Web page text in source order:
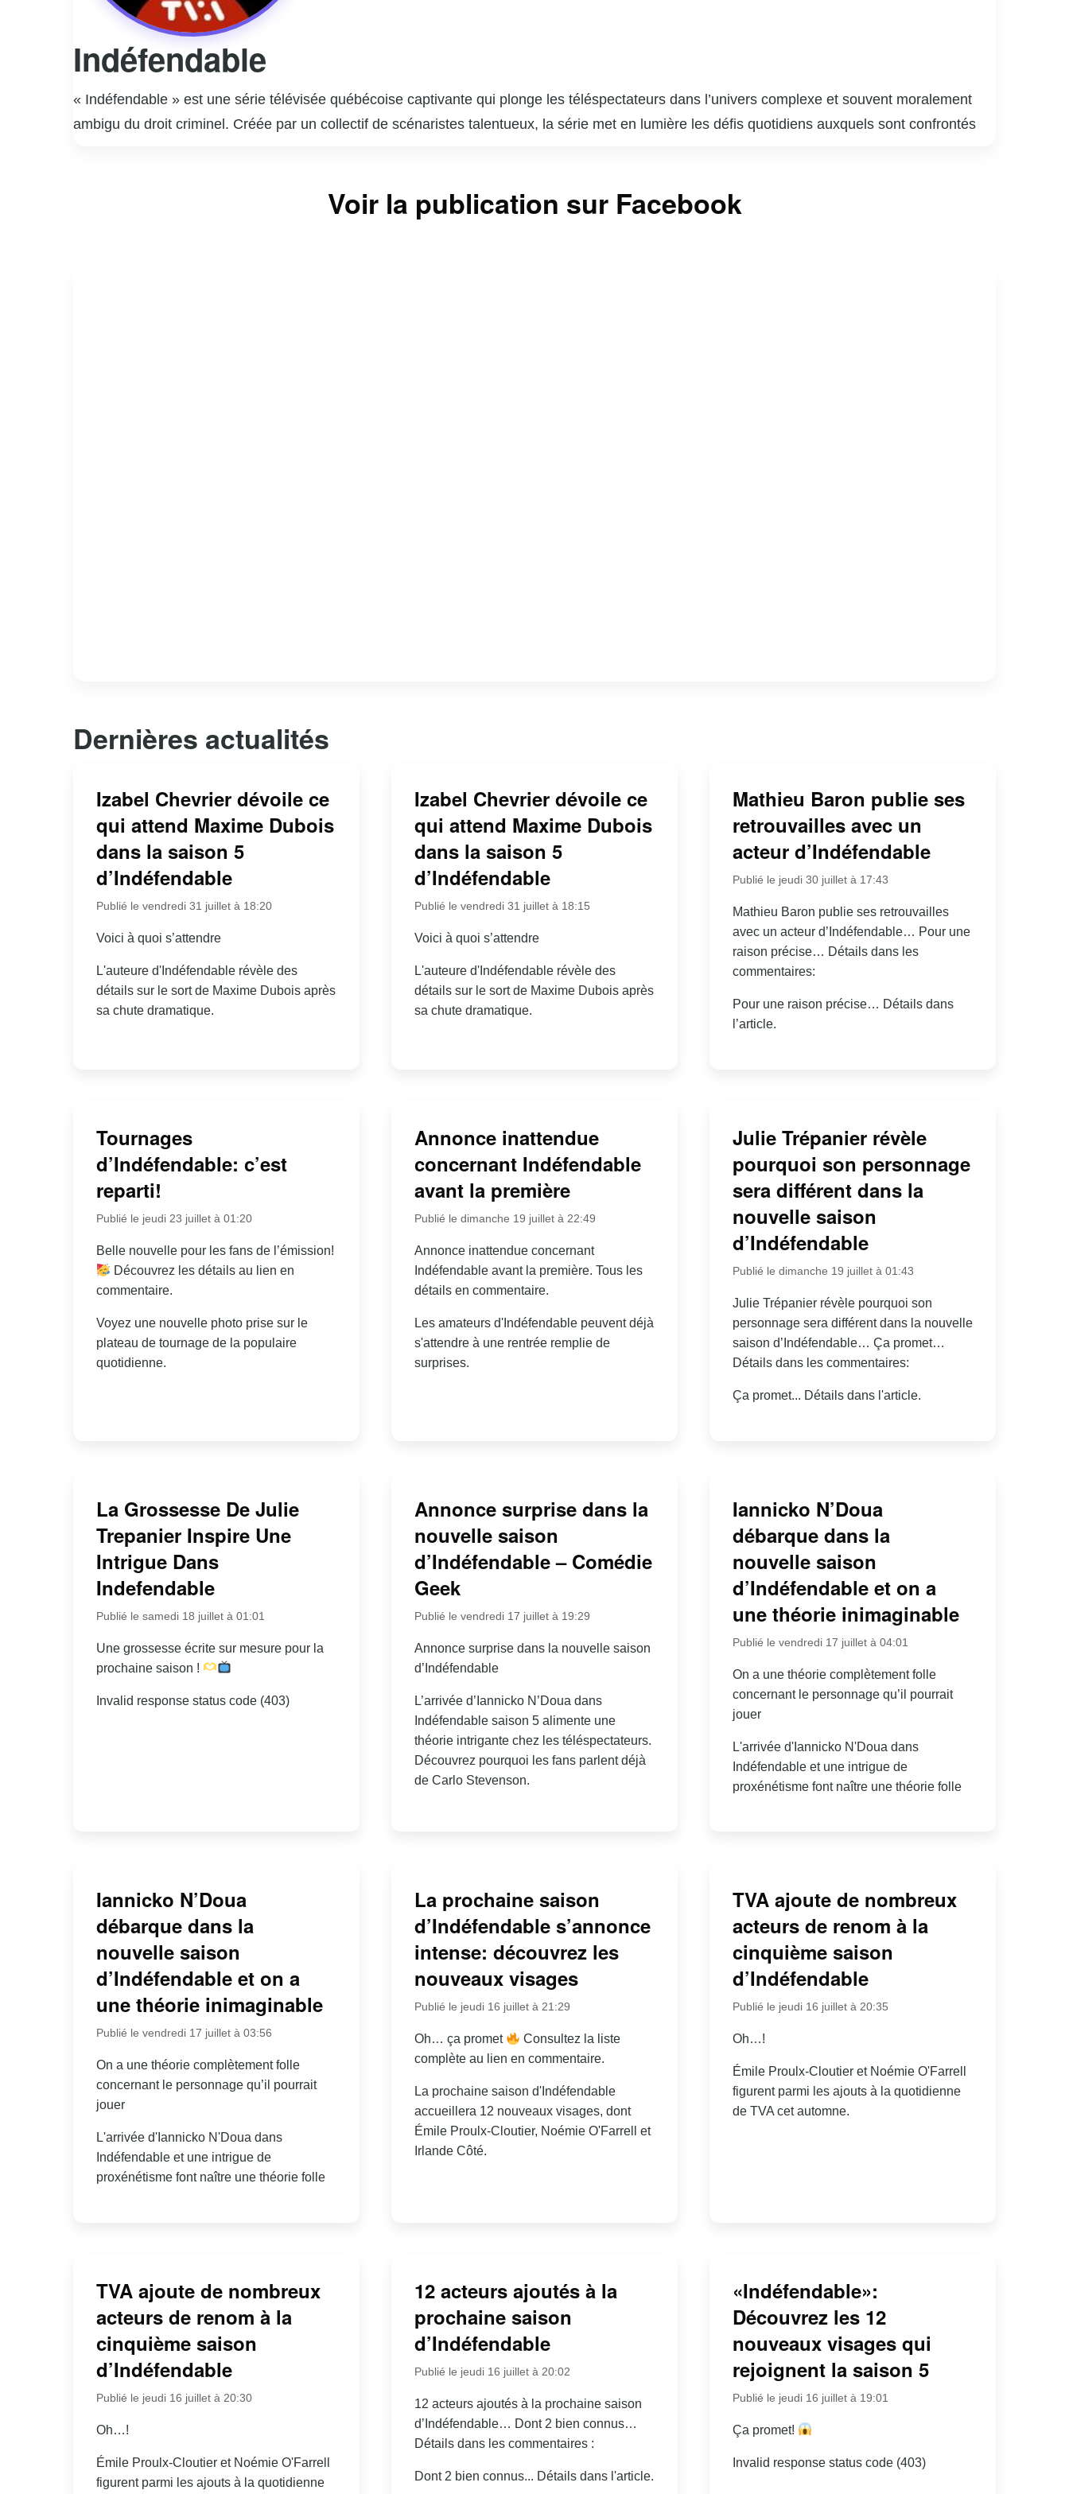
Indéfendable
« Indéfendable » est une série télévisée québécoise captivante qui plonge les téléspectateurs dans l’univers complexe et souvent moralement
ambigu du droit criminel. Créée par un collectif de scénaristes talentueux, la série met en lumière les défis quotidiens auxquels sont confrontés
performances remarquables de ses acteurs principaux, « Indéfendable » réussit à captiver son audience en mêlant drame, suspense et réflexion
sociale. La série invite les spectateurs à questionner leurs propres perceptions de la culpabilité et de l’innocence, tout en offrant un regard
Voir la publication sur Facebook
Dernières actualités
Izabel Chevrier dévoile ce
qui attend Maxime Dubois
dans la saison 5
d’Indéfendable
Publié le vendredi 31 juillet à 18:20
Voici à quoi s’attendre
L'auteure d'Indéfendable révèle des
détails sur le sort de Maxime Dubois après
sa chute dramatique.
Izabel Chevrier dévoile ce
qui attend Maxime Dubois
dans la saison 5
d’Indéfendable
Publié le vendredi 31 juillet à 18:15
Voici à quoi s’attendre
L'auteure d'Indéfendable révèle des
détails sur le sort de Maxime Dubois après
sa chute dramatique.
Mathieu Baron publie ses
retrouvailles avec un
acteur d’Indéfendable
Publié le jeudi 30 juillet à 17:43
Mathieu Baron publie ses retrouvailles
avec un acteur d’Indéfendable… Pour une
raison précise… Détails dans les
commentaires:
Pour une raison précise… Détails dans
l’article.
Tournages
d’Indéfendable: c’est
reparti!
Publié le jeudi 23 juillet à 01:20
Belle nouvelle pour les fans de l’émission!
Découvrez les détails au lien en
commentaire.
Voyez une nouvelle photo prise sur le
plateau de tournage de la populaire
quotidienne.
Annonce inattendue
concernant Indéfendable
avant la première
Publié le dimanche 19 juillet à 22:49
Annonce inattendue concernant
Indéfendable avant la première. Tous les
détails en commentaire.
Les amateurs d'Indéfendable peuvent déjà
s'attendre à une rentrée remplie de
surprises.
Julie Trépanier révèle
pourquoi son personnage
sera différent dans la
nouvelle saison
d’Indéfendable
Publié le dimanche 19 juillet à 01:43
Julie Trépanier révèle pourquoi son
personnage sera différent dans la nouvelle
saison d’Indéfendable… Ça promet…
Détails dans les commentaires:
Ça promet... Détails dans l'article.
La Grossesse De Julie
Trepanier Inspire Une
Intrigue Dans
Indefendable
Publié le samedi 18 juillet à 01:01
Une grossesse écrite sur mesure pour la
prochaine saison !
Invalid response status code (403)
Annonce surprise dans la
nouvelle saison
d’Indéfendable – Comédie
Geek
Publié le vendredi 17 juillet à 19:29
Annonce surprise dans la nouvelle saison
d’Indéfendable
L’arrivée d’Iannicko N’Doua dans
Indéfendable saison 5 alimente une
théorie intrigante chez les téléspectateurs.
Découvrez pourquoi les fans parlent déjà
de Carlo Stevenson.
Iannicko N’Doua
débarque dans la
nouvelle saison
d’Indéfendable et on a
une théorie inimaginable
Publié le vendredi 17 juillet à 04:01
On a une théorie complètement folle
concernant le personnage qu’il pourrait
jouer
L'arrivée d'Iannicko N'Doua dans
Indéfendable et une intrigue de
proxénétisme font naître une théorie folle
Iannicko N’Doua
débarque dans la
nouvelle saison
d’Indéfendable et on a
une théorie inimaginable
Publié le vendredi 17 juillet à 03:56
On a une théorie complètement folle
concernant le personnage qu’il pourrait
jouer
L'arrivée d'Iannicko N'Doua dans
Indéfendable et une intrigue de
proxénétisme font naître une théorie folle
La prochaine saison
d’Indéfendable s’annonce
intense: découvrez les
nouveaux visages
Publié le jeudi 16 juillet à 21:29
Oh… ça promet
Consultez la liste
complète au lien en commentaire.
La prochaine saison d'Indéfendable
accueillera 12 nouveaux visages, dont
Émile Proulx-Cloutier, Noémie O'Farrell et
Irlande Côté.
TVA ajoute de nombreux
acteurs de renom à la
cinquième saison
d’Indéfendable
Publié le jeudi 16 juillet à 20:35
Oh…!
Émile Proulx-Cloutier et Noémie O'Farrell
figurent parmi les ajouts à la quotidienne
de TVA cet automne.
TVA ajoute de nombreux
acteurs de renom à la
cinquième saison
d’Indéfendable
Publié le jeudi 16 juillet à 20:30
Oh…!
Émile Proulx-Cloutier et Noémie O'Farrell
figurent parmi les ajouts à la quotidienne
12 acteurs ajoutés à la
prochaine saison
d’Indéfendable
Publié le jeudi 16 juillet à 20:02
12 acteurs ajoutés à la prochaine saison
d’Indéfendable… Dont 2 bien connus…
Détails dans les commentaires :
Dont 2 bien connus... Détails dans l'article.
«Indéfendable»:
Découvrez les 12
nouveaux visages qui
rejoignent la saison 5
Publié le jeudi 16 juillet à 19:01
Ça promet!
Invalid response status code (403)